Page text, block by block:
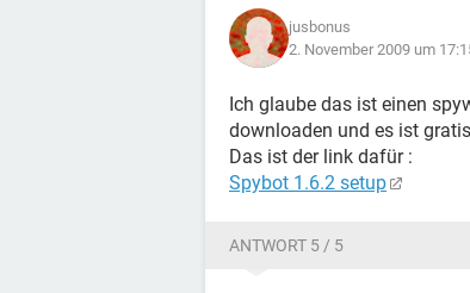
jusbonus
2. November 2009 um
Ich glaube das ist einen
downloaden und es ist
Das ist der link dafür :
Spybot 1.6.2 setup
ANTWORT 5 / 5